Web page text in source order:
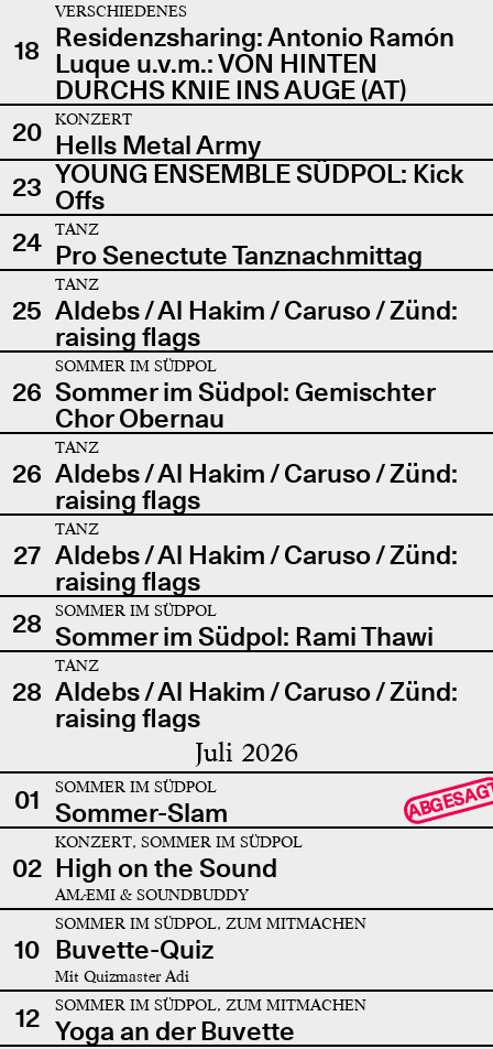
18
VERSCHIEDENES
Residenzsharing: Antonio Ramón
Luque u.v.m.: VON HINTEN
DURCHS KNIE INS AUGE (AT)
20
KONZERT
Hells Metal Army
23 YOUNG ENSEMBLE SÜDPOL: Kick
Offs
24
TANZ
Pro Senectute Tanznachmittag
25
TANZ
Aldebs / Al Hakim / Caruso / Zünd:
raising flags
26
SOMMER IM SÜDPOL
Sommer im Südpol: Gemischter
Chor Obernau
26
TANZ
Aldebs / Al Hakim / Caruso / Zünd:
raising flags
27
TANZ
Aldebs / Al Hakim / Caruso / Zünd:
raising flags
28
SOMMER IM SÜDPOL
Sommer im Südpol: Rami Thawi
28
TANZ
Aldebs / Al Hakim / Caruso / Zünd:
raising flags
Juli 2026
01 SOMMER IM SÜDPOL
Sommer-Slam
02
KONZERT, SOMMER IM SÜDPOL
High on the Sound
AMÆMI & SOUNDBUDDY
10
SOMMER IM SÜDPOL, ZUM MITMACHEN
Buvette-Quiz
Mit Quizmaster Adi
12 SOMMER IM SÜDPOL, ZUM MITMACHEN
Yoga an der Buvette